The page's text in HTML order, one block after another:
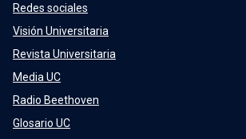
Redes sociales
Visión Universitaria
Revista Universitaria
Media UC
Radio Beethoven
Glosario UC